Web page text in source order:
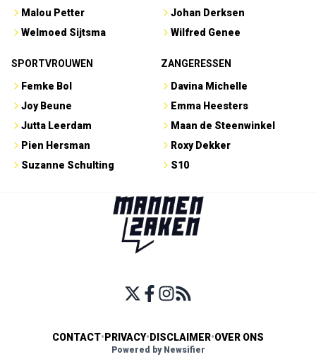
Malou Petter
Welmoed Sijtsma
Johan Derksen
Wilfred Genee
SPORTVROUWEN
Femke Bol
Joy Beune
Jutta Leerdam
Pien Hersman
Suzanne Schulting
ZANGERESSEN
Davina Michelle
Emma Heesters
Maan de Steenwinkel
Roxy Dekker
S10
CONTACT• PRIVACY• DISCLAIMER•OVER ONS
Powered by Newsifier